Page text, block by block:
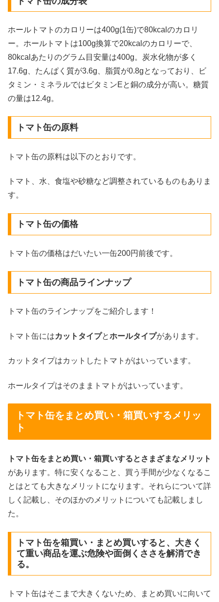
ホールトマトのカロリーは400g(1缶)で80kcalのカロリ
ー。ホールトマトは100g換算で20kcalのカロリーで、
80kcalあたりのグラム目安量は400g。炭水化物が多く
17.6g、たんぱく質が3.6g、脂質が0.8gとなっており、ビ
タミン・ミネラルではビタミンEと銅の成分が高い。糖質
の量は12.4g。
トマト缶の原料
トマト缶の原料は以下のとおりです。
トマト、水、食塩や砂糖など調整されているものもありま
す。
トマト缶の価格
トマト缶の価格はだいたい一缶200円前後です。
トマト缶の商品ラインナップ
トマト缶のラインナップをご紹介します！
トマト缶にはカットタイプとホールタイプがあります。
カットタイプはカットしたトマトがはいっています。
ホールタイプはそのままトマトがはいっています。
トマト缶をまとめ買い・箱買いするメリッ
ト
トマト缶をまとめ買い・箱買いするとさまざまなメリット
があります。特に安くなること、買う手間が少なくなるこ
とはとても大きなメリットになります。それらについて詳
しく記載し、そのほかのメリットについても記載しまし
た。
トマト缶を箱買い・まとめ買いすると、大きく
て重い商品を運ぶ危険や面倒くささを解消でき
る。
トマト缶はそこまで大きくないため、まとめ買いに向いて